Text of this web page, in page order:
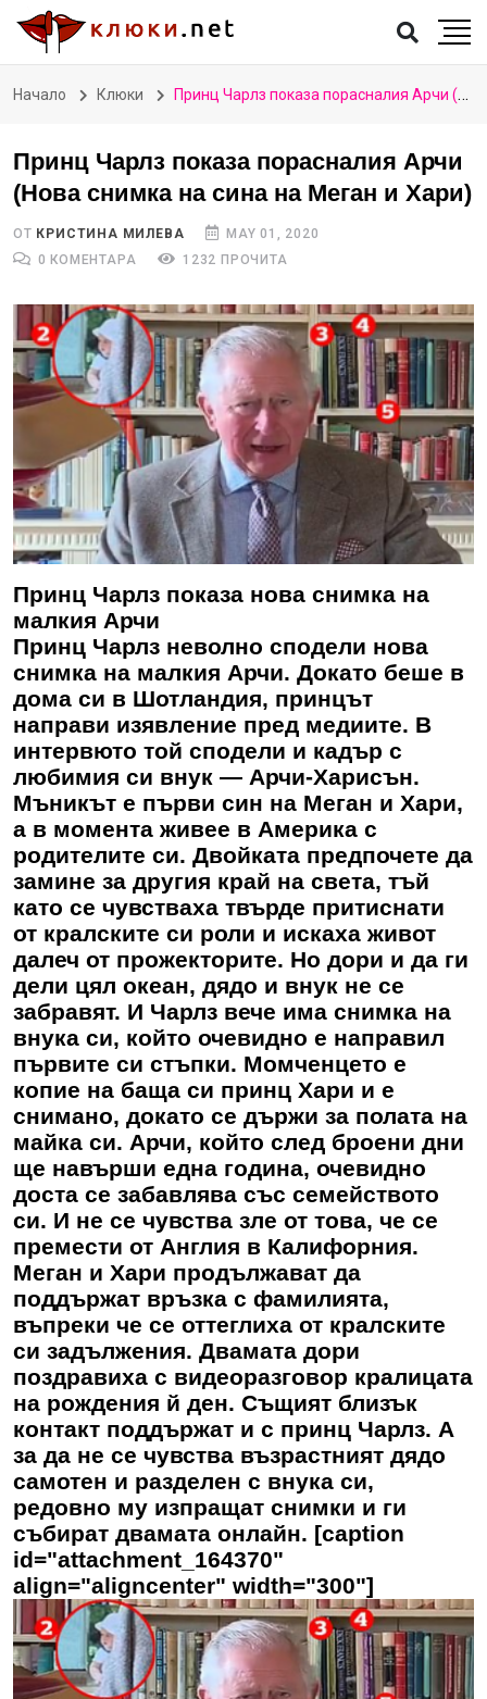
Начало Клюки Принц Чарлз показа порасналия Арчи (Нова снимка на сина на Меган и Хари)
Принц Чарлз показа порасналия Арчи
(Нова снимка на сина на Меган и Хари)
ОТ КРИСТИНА МИЛЕВА
MAY 01, 2020
0 КОМЕНТАРА
1232 ПРОЧИТА
Принц Чарлз показа нова снимка на
малкия Арчи
Принц Чарлз неволно сподели нова
снимка на малкия Арчи. Докато беше в
дома си в Шотландия, принцът
направи изявление пред медиите. В
интервюто той сподели и кадър с
любимия си внук — Арчи-Харисън.
Мъникът е първи син на Меган и Хари,
а в момента живее в Америка с
родителите си. Двойката предпочете да
замине за другия край на света, тъй
като се чувстваха твърде притиснати
от кралските си роли и искаха живот
далеч от прожекторите. Но дори и да ги
дели цял океан, дядо и внук не се
забравят. И Чарлз вече има снимка на
внука си, който очевидно е направил
първите си стъпки. Момченцето е
копие на баща си принц Хари и е
снимано, докато се държи за полата на
майка си. Арчи, който след броени дни
ще навърши една година, очевидно
доста се забавлява със семейството
си. И не се чувства зле от това, че се
премести от Англия в Калифорния.
Меган и Хари продължават да
поддържат връзка с фамилията,
въпреки че се оттеглиха от кралските
си задължения. Двамата дори
поздравиха с видеоразговор кралицата
на рождения й ден. Същият близък
контакт поддържат и с принц Чарлз. А
за да не се чувства възрастният дядо
самотен и разделен с внука си,
редовно му изпращат снимки и ги
събират двамата онлайн. [caption
id="attachment_164370"
align="aligncenter" width="300"]